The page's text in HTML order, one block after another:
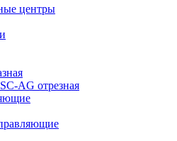
центры
AG отрезная